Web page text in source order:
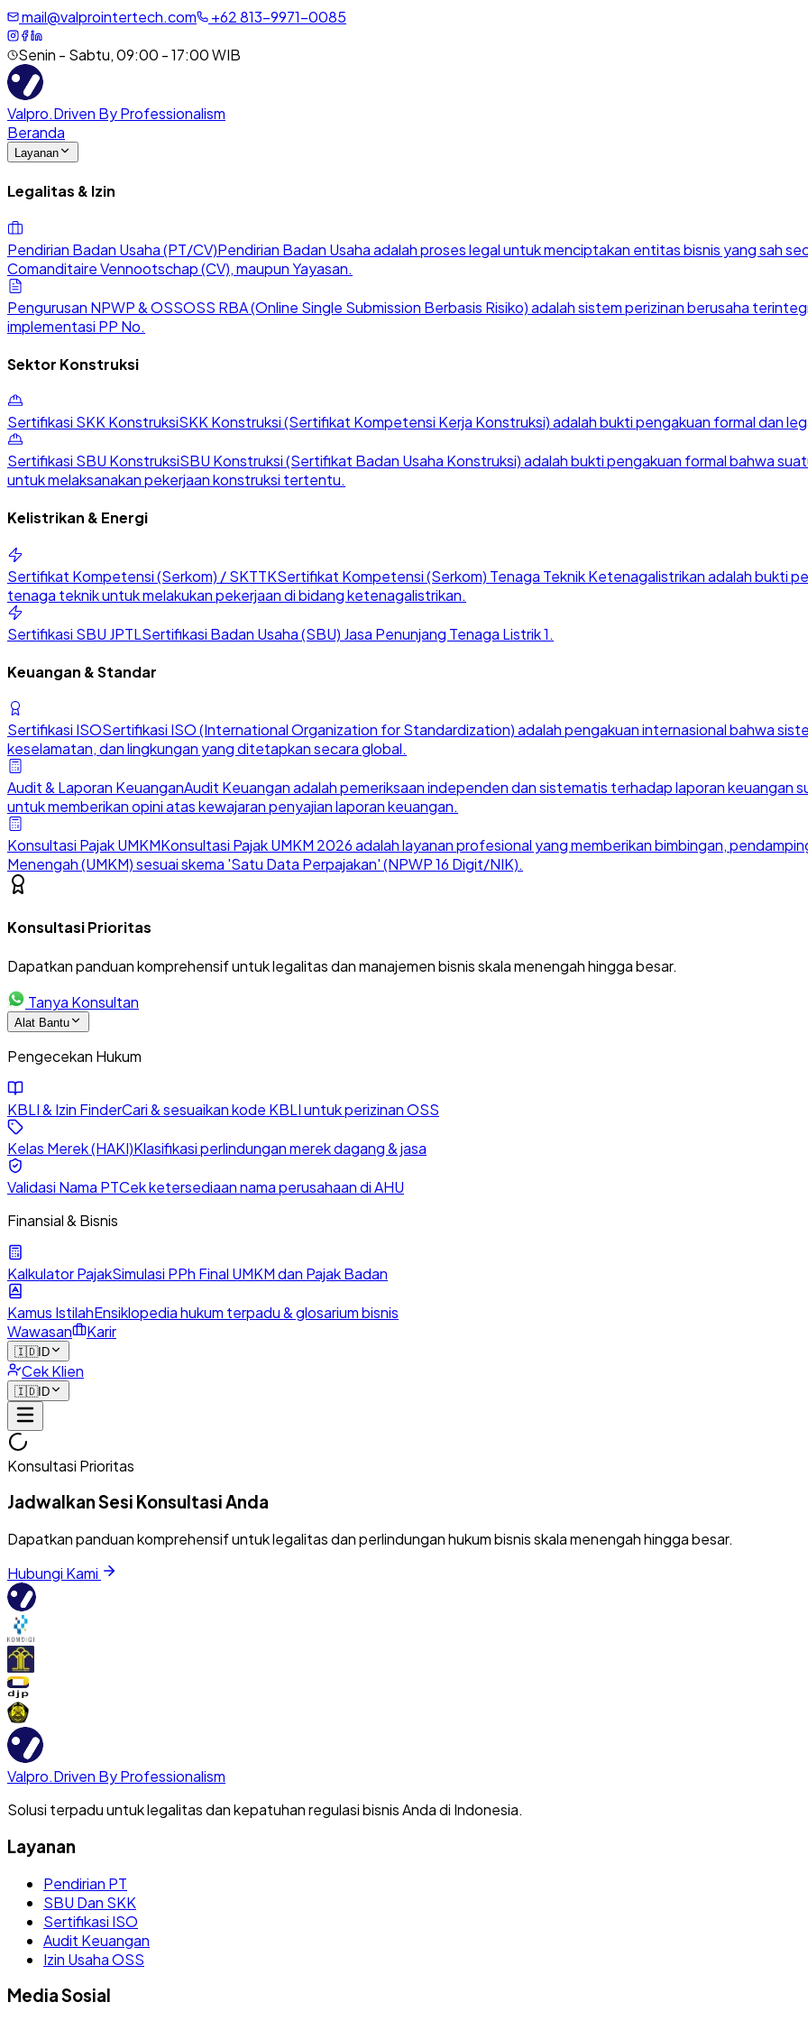
mail@valprointertech.com +62813-9971-0085
Senin - Sabtu, 09:00 - 17:00 WIB
Valpro.Driven By Professionalism
Beranda
Layanan
Legalitas & Izin
Pendirian Badan Usaha (PT/CV)Pendirian Badan Usaha adalah proses legal untuk menciptakan entitas bisnis yang sah
Comanditaire Vennootschap (CV), maupun Yayasan.
Pengurusan NPWP & OSSOSS RBA (Online Single Submission Berbasis Risiko) adalah sistem perizinan berusaha
implementasi PP No.
Sektor Konstruksi
Sertifikasi SKK KonstruksiSKK Konstruksi (Sertifikat Kompetensi Kerja Konstruksi) adalah bukti pengakuan formal dan
Sertifikasi SBU KonstruksiSBU Konstruksi (Sertifikat Badan Usaha Konstruksi) adalah bukti pengakuan formal bahwa
untuk melaksanakan pekerjaan konstruksi tertentu.
Kelistrikan & Energi
Sertifikat Kompetensi (Serkom) / SKTTKSertifikat Kompetensi (Serkom) Tenaga Teknik Ketenagalistrikan adalah bukti
tenaga teknik untuk melakukan pekerjaan di bidang ketenagalistrikan.
Sertifikasi SBU JPTLSertifikasi Badan Usaha (SBU) Jasa Penunjang Tenaga Listrik 1.
Keuangan & Standar
Sertifikasi ISOSertifikasi ISO (International Organization for Standardization) adalah pengakuan internasional bahwa
keselamatan, dan lingkungan yang ditetapkan secara global.
Audit & Laporan KeuanganAudit Keuangan adalah pemeriksaan independen dan sistematis terhadap laporan keuangan
untuk memberikan opini atas kewajaran penyajian laporan keuangan.
Konsultasi Pajak UMKMKonsultasi Pajak UMKM 2026 adalah layanan profesional yang memberikan bimbingan,
Menengah (UMKM) sesuai skema 'Satu Data Perpajakan' (NPWP 16 Digit/NIK).
Konsultasi Prioritas
Dapatkan panduan komprehensif untuk legalitas dan manajemen bisnis skala menengah hingga besar.
Tanya Konsultan
Alat Bantu
Pengecekan Hukum
KBLI & Izin FinderCari & sesuaikan kode KBLI untuk perizinan OSS
Kelas Merek (HAKI)Klasifikasi perlindungan merek dagang & jasa
Validasi Nama PTCek ketersediaan nama perusahaan di AHU
Finansial & Bisnis
Kalkulator PajakSimulasi PPh Final UMKM dan Pajak Badan
Kamus IstilahEnsiklopedia hukum terpadu & glosarium bisnis
Wawasan
Karir
🇮🇩ID
Cek Klien
🇮🇩ID
Konsultasi Prioritas
Jadwalkan Sesi Konsultasi Anda
Dapatkan panduan komprehensif untuk legalitas dan perlindungan hukum bisnis skala menengah hingga besar.
Hubungi Kami
Valpro.Driven By Professionalism
Solusi terpadu untuk legalitas dan kepatuhan regulasi bisnis Anda di Indonesia.
Layanan
Pendirian PT
SBU Dan SKK
Sertifikasi ISO
Audit Keuangan
Izin Usaha OSS
Media Sosial